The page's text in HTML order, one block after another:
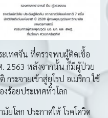
เทศจีน ที่ตรวจพบผู้ติดเชื้อ
2563 หลังจากนั้น ก็มีผู้ป่วย
ระจายเข้าสู่ยุโรป อเมริกา ใช้
งร้อยประเทศทั่วโลก
โลก ประกาศให้ โรคโควิด